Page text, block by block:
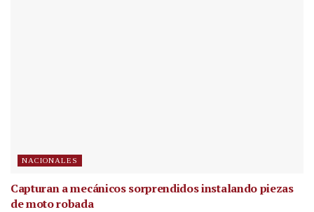
NACIONALES
Capturan a mecánicos sorprendidos instalando piezas
de moto robada